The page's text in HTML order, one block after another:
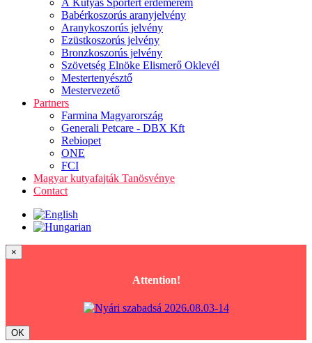
A Kutyás Sportért érdemérem
Babérkoszorús aranyjelvény
Aranykoszorús jelvény
Ezüstkoszorús jelvény
Bronzkoszorús jelvény
Szövetség Elnöke Elismerő Oklevél
Mestertenyésztő
Mestervezető
Partners
Farmina Magyarország
Generali Petcare - DBX Kft
Rebiopet
ONE
FCI
Magyar kutyafajták Tanösvénye
Contact
×
Attention!
OK